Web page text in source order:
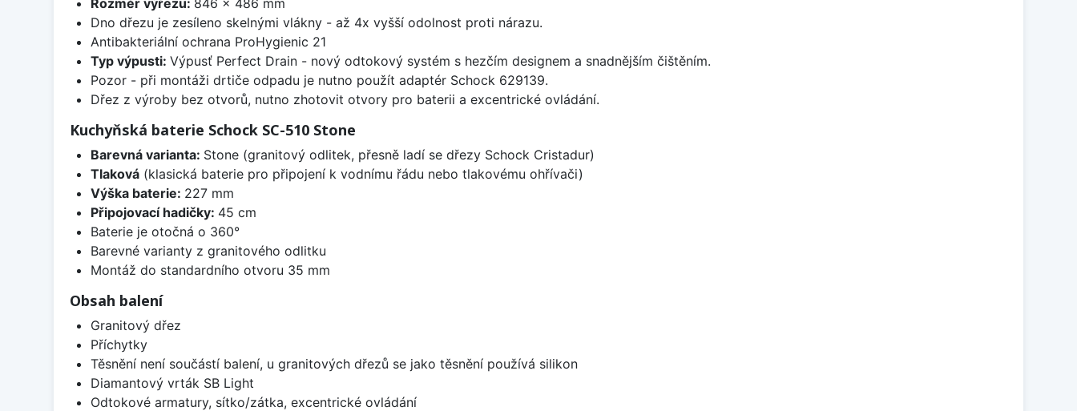
Rozměr výřezu: 846 x 486 mm
Dno dřezu je zesíleno skelnými vlákny - až 4x vyšší odolnost proti nárazu.
Antibakteriální ochrana ProHygienic 21
Typ výpusti: Výpusť Perfect Drain - nový odtokový systém s hezčím designem a snadnějším čištěním.
Pozor - při montáži drtiče odpadu je nutno použít adaptér Schock 629139.
Dřez z výroby bez otvorů, nutno zhotovit otvory pro baterii a excentrické ovládání.
Kuchyňská baterie Schock SC-510 Stone
Barevná varianta: Stone (granitový odlitek, přesně ladí se dřezy Schock Cristadur)
Tlaková(klasická baterie pro připojení k vodnímu řádu nebo tlakovému ohřívači)
Výška baterie: 227 mm
Připojovací hadičky: 45 cm
Baterie je otočná o 360°
Barevné varianty z granitového odlitku
Montáž do standardního otvoru 35 mm
Obsah balení
Granitový dřez
Příchytky
Těsnění není součástí balení, u granitových dřezů se jako těsnění používá silikon
Diamantový vrták SB Light
Odtokové armatury, sítko/zátka, excentrické ovládání